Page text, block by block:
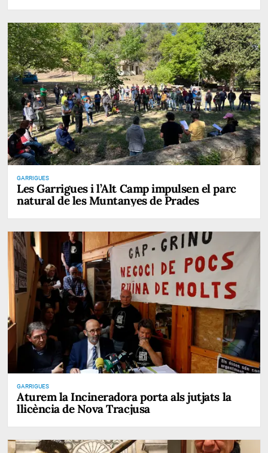
GARRIGUES
Les Garrigues i l’Alt Camp impulsen el parc
natural de les Muntanyes de Prades
GARRIGUES
Aturem la Incineradora porta als jutjats la
llicència de Nova Tracjusa